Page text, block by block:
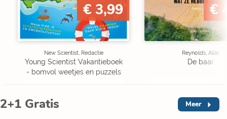
€ 3,99
New Scientist, Redactie
Young Scientist Vakantieboek
- bomvol weetjes en puzzels
€
Reynolds, Allie
De baai
2+1 Gratis Meer